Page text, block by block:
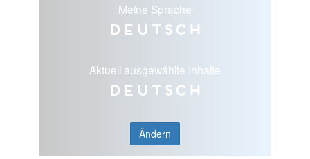
Meine Sprache
Deutsch
Aktuell ausgewählte Inhalte
Deutsch
Ändern